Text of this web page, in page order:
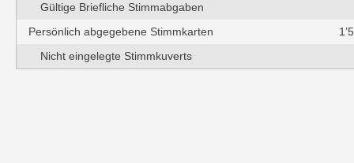
Gültige Briefliche Stimmabgaben
Persönlich abgegebene Stimmkarten
Nicht eingelegte Stimmkuverts